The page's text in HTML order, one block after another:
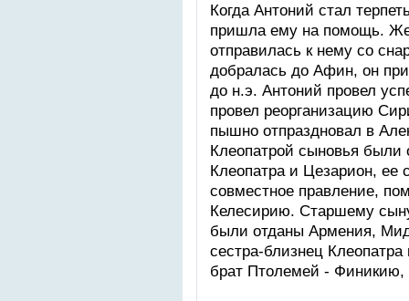
Когда Антоний стал
пришла ему на помощь.
отправилась к нему со
добралась до Афин, он
до н.э. Антоний провел
провел реорганизацию
пышно отпраздновал в
Клеопатрой сыновья
Клеопатра и Цезарион, ее
совместное правление,
Келесирию. Старшему
были отданы Армения,
сестра-близнец
брат Птолемей -